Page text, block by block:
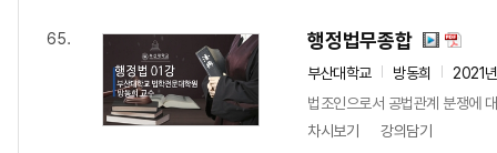
65. 행정법무종합
부산대학교 방동희
2021
법조인으로서 공법관계 분쟁에
차시보기
강의담기